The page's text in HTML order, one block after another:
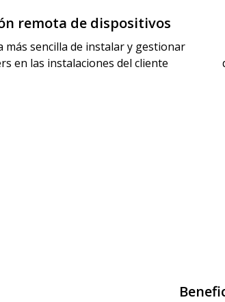
remota de dispositivos
más sencilla de instalar y gestionar
en las instalaciones del cliente